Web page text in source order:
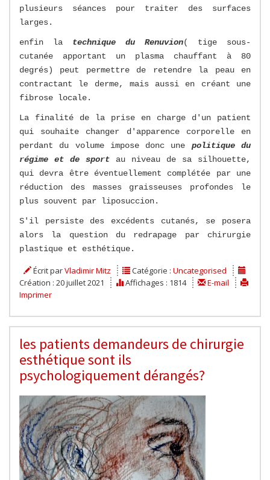
plusieurs séances pour traiter des surfaces
larges.
enfin la technique du Renuvion( tige sous-
cutanée apportant un plasma chauffant à 80
degrés) peut permettre de retendre la peau en
contractant le derme, mais aussi en créant une
fibrose locale.
La finalité de la prise en charge d'un patient
qui souhaite changer d'apparence corporelle en
perdant du volume impose donc une politique du
régime et de sport au niveau de sa silhouette,
qui devra être éventuellement complétée par une
réduction des masses graisseuses profondes le
plus souvent par liposuccion.
S'il persiste des excédents cutanés, se posera
alors la question du redrapage par chirurgie
plastique et esthétique.
Écrit parVladimir Mitz Catégorie : Uncategorised
Création : 20 juillet 2021
Affichages : 1814
E-mail
Imprimer
les patients demandeurs de chirurgie
esthétique sont ils
psychologiquement dérangés?